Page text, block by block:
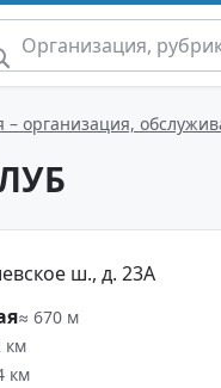
организация,
ш., д. 23А
≈ 670 м
км
км